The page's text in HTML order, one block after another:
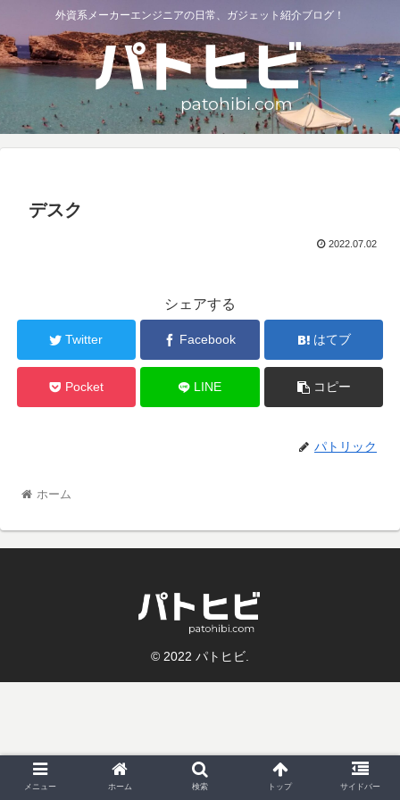
外資系メーカーエンジニアの日常、ガジェット紹介ブログ！
デスク
2022.07.02
シェアする
Twitter Facebook はてブ
Pocket LINE コピー
パトリック
ホーム
© 2022 パトヒビ.
メニュー ホーム 検索 トップ サイドバー